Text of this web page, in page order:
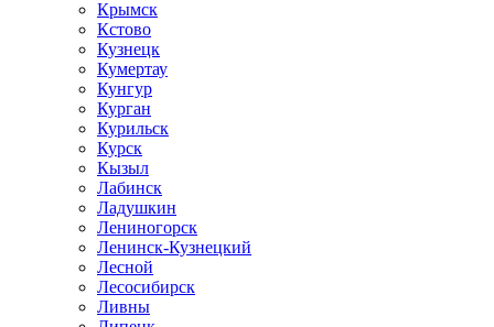
Крымск
Кстово
Кузнецк
Кумертау
Кунгур
Курган
Курильск
Курск
Кызыл
Лабинск
Ладушкин
Лениногорск
Ленинск-Кузнецкий
Лесной
Лесосибирск
Ливны